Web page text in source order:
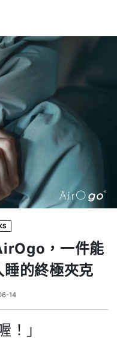
，一件能
的終極夾克
14
！」